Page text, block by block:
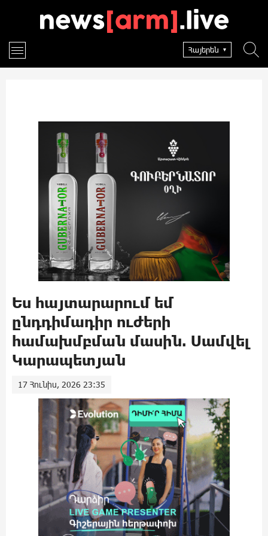
Հայերեն
Ես հայտարարում եմ
ընդդիմադիր ուժերի
համախմբման մասին. Սամվել
Կարապետյան
17 Հունիս, 2026 23:35